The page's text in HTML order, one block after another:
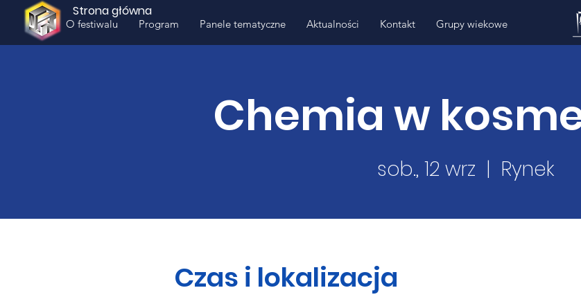
Strona główna
O festiwalu Program Panele tematyczne Aktualności Kontakt Grupy wiekowe
Chemia w
sob., 12 wrz
  |
Rynek
Czas i lokalizacja